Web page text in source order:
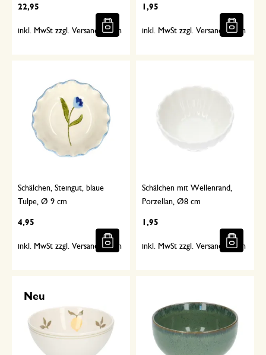
22,95
inkl. MwSt zzgl. Versandkosten
1,95
inkl. MwSt zzgl. Versandkosten
Schälchen, Steingut, blaue
Tulpe, Ø 9 cm
4,95
inkl. MwSt zzgl. Versandkosten
Schälchen mit Wellenrand,
Porzellan, Ø8 cm
1,95
inkl. MwSt zzgl. Versandkosten
Neu